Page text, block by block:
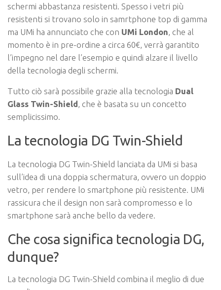
schermi abbastanza resistenti. Spesso i vetri più
resistenti si trovano solo in samrtphone top di gamma
ma UMi ha annunciato che con UMi London , che al
momento è in pre-ordine a circa 60€, verrà garantito
l’impegno nel dare l’esempio e quindi alzare il livello
della tecnologia degli schermi.
Tutto ciò sarà possibile grazie alla tecnologia Dual
Glass Twin-Shield, che è basata su un concetto
semplicissimo.
La tecnologia DG Twin-Shield
La tecnologia DG Twin-Shield lanciata da UMi si basa
sull’idea di una doppia schermatura, ovvero un doppio
vetro, per rendere lo smartphone più resistente. UMi
rassicura che il design non sarà compromesso e lo
smartphone sarà anche bello da vedere.
Che cosa significa tecnologia DG,
dunque?
La tecnologia DG Twin-Shield combina il meglio di due